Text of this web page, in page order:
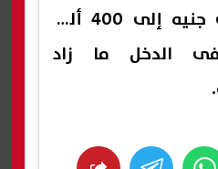
أكثر من 200 ألف جنيه إلى 400 ألف
لصافى الدخل ما زاد